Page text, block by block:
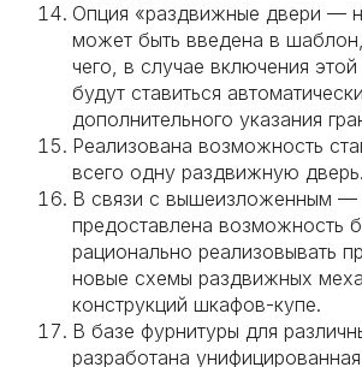
Опция «раздвижные двери —
может быть введена в шаблон,
чего, в случае включения
будут ставиться
дополнительного указания
Реализована возможность
всего одну раздвижную дверь.
В связи с вышеизложенным —
предоставлена возможность
рационально реализовывать
новые схемы раздвижных
конструкций шкафов-купе.
В базе фурнитуры для
разработана